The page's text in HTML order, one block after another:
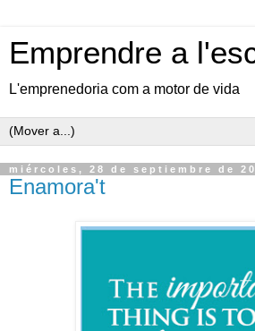
Emprendre a
L'emprenedoria com a motor de vida
miércoles, 28 de septiembre de
Enamora't